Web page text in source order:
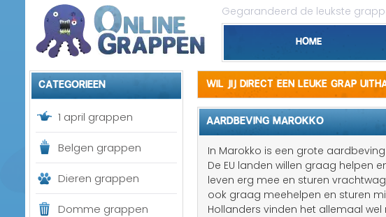
Gegarandeerd de leukste
Home
Categorieen
1 april grappen
Belgen grappen
Dieren grappen
Domme grappen
Wil jij direct een leuke grap
AARDBEVING MAROKKO
In Marokko is een grote
De EU landen willen graag helpen
leven erg mee en sturen
ook graag meehelpen en sturen
Hollanders vinden het allemaal wel